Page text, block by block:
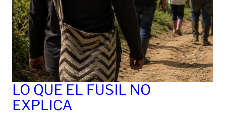
LO QUE EL FUSIL NO
EXPLICA